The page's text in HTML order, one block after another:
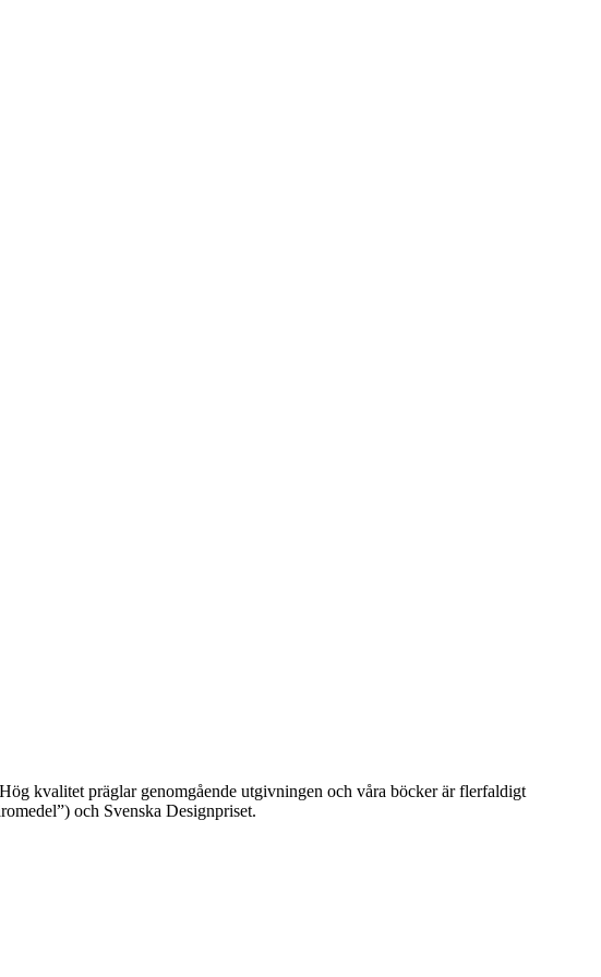
kvalitet präglar genomgående utgivningen och våra böcker är flerfaldigt
och Svenska Designpriset.